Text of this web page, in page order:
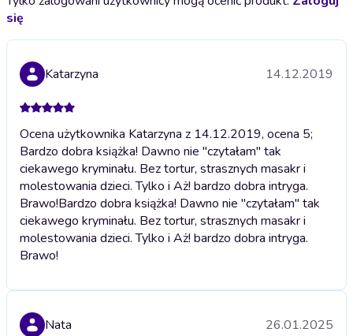
się
Katarzyna 14.12.2019
Ocena użytkownika Katarzyna z 14.12.2019, ocena 5;
Bardzo dobra książka! Dawno nie "czytałam" tak
ciekawego kryminału. Bez tortur, strasznych masakr i
molestowania dzieci. Tylko i Aż! bardzo dobra intryga.
Brawo!Bardzo dobra książka! Dawno nie "czytałam" tak
ciekawego kryminału. Bez tortur, strasznych masakr i
molestowania dzieci. Tylko i Aż! bardzo dobra intryga.
Brawo!
Nata 26.01.2025